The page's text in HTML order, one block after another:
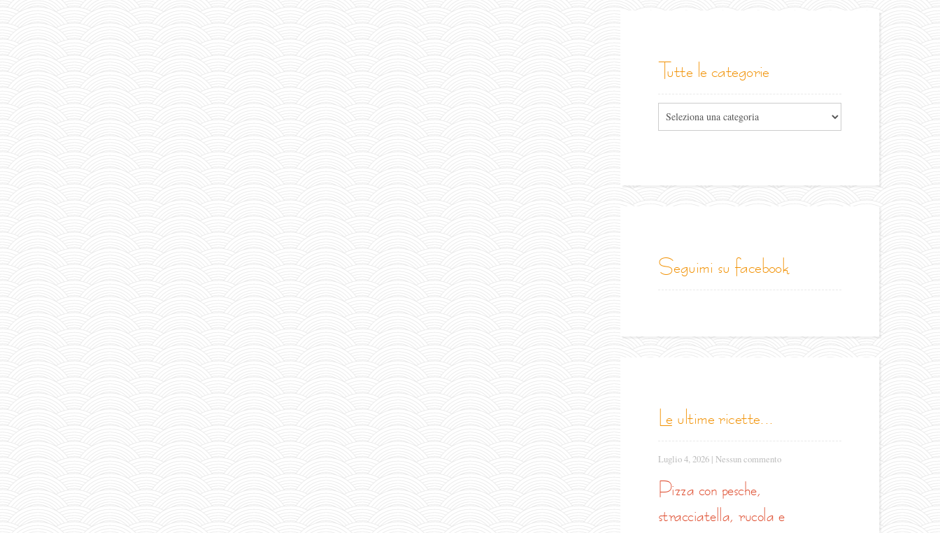
tutte le categorie
seguimi su facebook
le ultime ricette...
Luglio 4, 2026 | Nessun commento
pizza con pesche,
stracciatella, rucola e